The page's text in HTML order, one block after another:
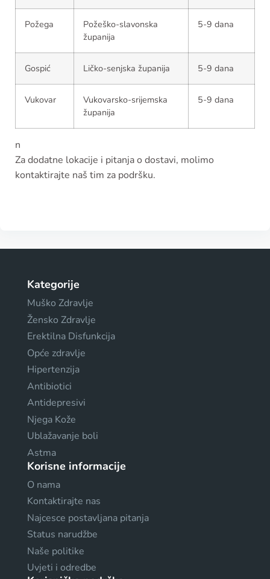
Požega
Požeško-slavonska
županija
5-9 dana
Gospić Ličko-senjska županija 5-9 dana
Vukovar
Vukovarsko-srijemska
županija
5-9 dana
n
Za dodatne lokacije i pitanja o dostavi, molimo
kontaktirajte naš tim za podršku.
Kategorije
Muško Zdravlje
Žensko Zdravlje
Erektilna Disfunkcija
Opće zdravlje
Hipertenzija
Antibiotici
Antidepresivi
Njega Kože
Ublažavanje boli
Astma
Korisne informacije
O nama
Kontaktirajte nas
Najcesce postavljana pitanja
Status narudžbe
Naše politike
Uvjeti i odredbe